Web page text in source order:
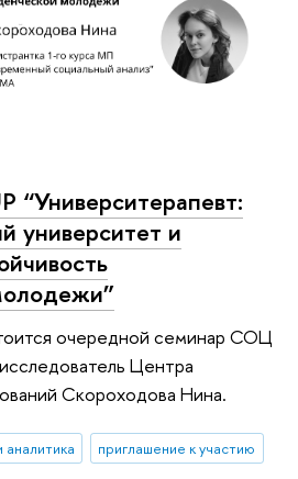
“Университерапевт:
университет и
очередной семинар СОЦ
Центра
Скороходова Нина.
аналитика приглашение к участию